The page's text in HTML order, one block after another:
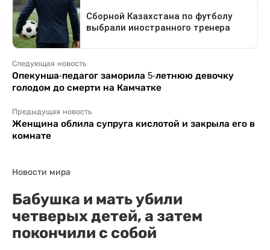
Следующая новость
Опекунша-педагог заморила 5-летнюю девочку
голодом до смерти на Камчатке
Предыдущая новость
Женщина облила супруга кислотой и закрыла его в
комнате
Новости мира
Бабушка и мать убили
четверых детей, а затем
покончили с собой